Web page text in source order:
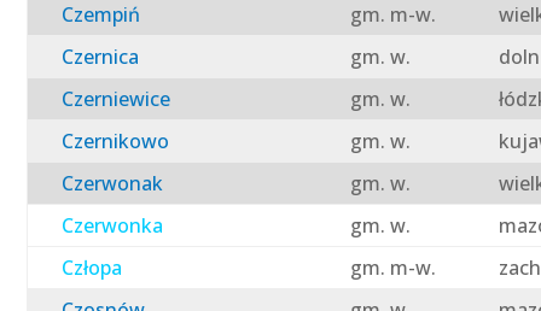
Czempiń
gm. m-w.
Czernica
gm. w.
Czerniewice
gm. w.
Czernikowo
gm. w.
Czerwonak
gm. w.
Czerwonka
gm. w.
Człopa
gm. m-w.